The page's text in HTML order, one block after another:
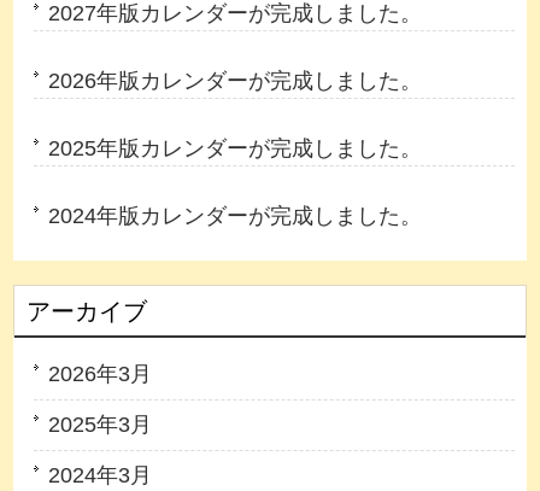
2027年版カレンダーが完成しました。
2026年版カレンダーが完成しました。
2025年版カレンダーが完成しました。
2024年版カレンダーが完成しました。
アーカイブ
2026年3月
2025年3月
2024年3月